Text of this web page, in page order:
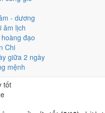
- dương
âm lịch
đạo
Chi
giữa 2 ngày
mệnh
công
hôm nay ở
tốt
nhà mới
mới hôm nay ở
tốt